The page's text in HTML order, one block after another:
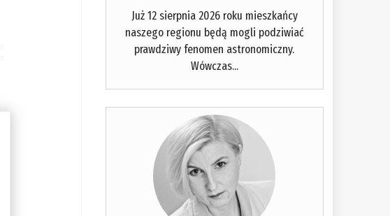
Już 12 sierpnia 2026 roku mieszkańcy
naszego regionu będą mogli podziwiać
prawdziwy fenomen astronomiczny.
Wówczas...